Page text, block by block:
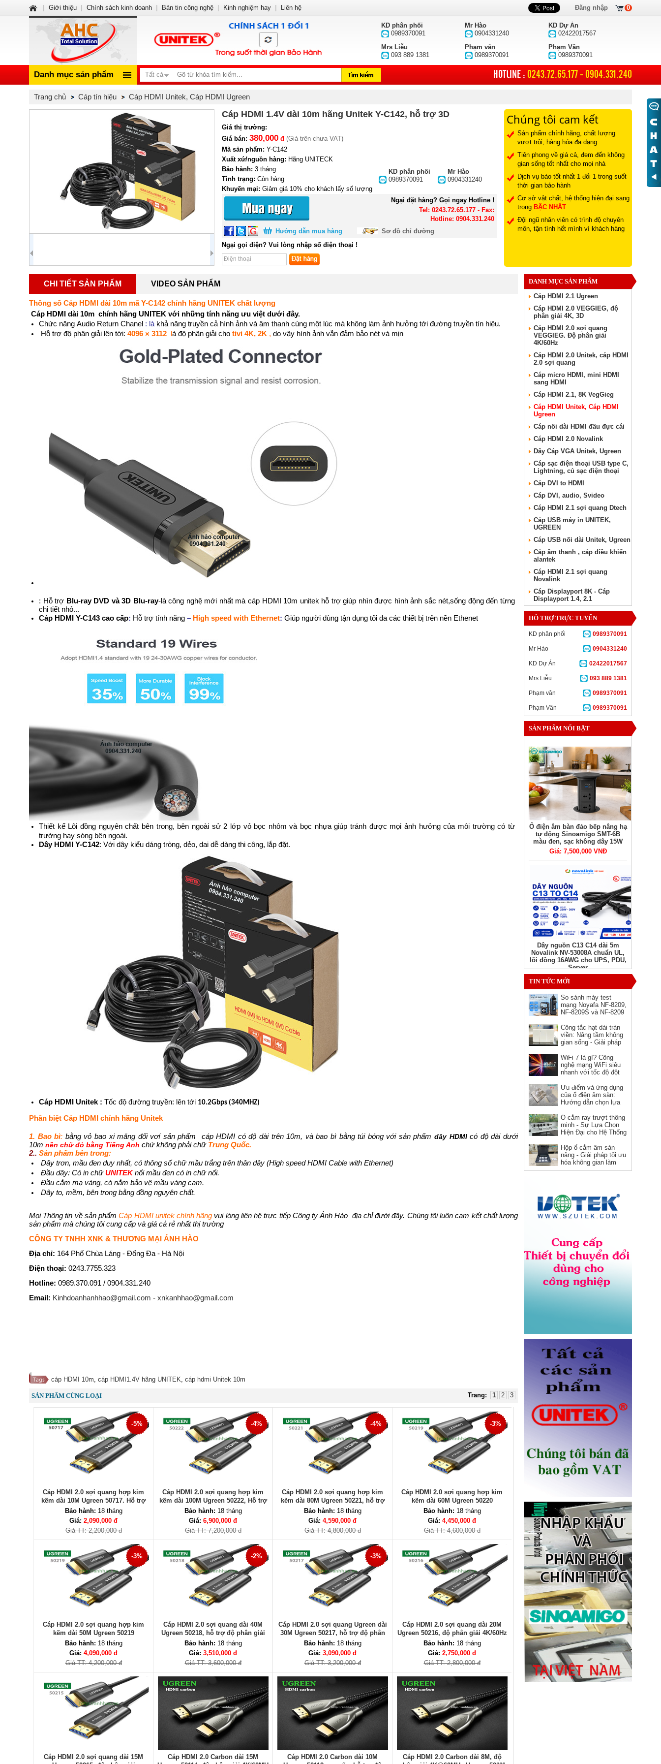
KD phân phối
0989370091
Mr Hào
0904331240
KD Dự Án
02422017567
Mrs Liễu
093 889 1381
Phạm vân
0989370091
Phạm Vân
0989370091
Danh mục sản phẩm Tất cả HOTLINE : 0243.72.65.177 - 0904.331.240
Trang chủ Cáp tín hiệu Cáp HDMI Unitek, Cáp HDMI Ugreen
Cáp HDMI 1.4V dài 10m hãng Unitek Y-C142, hỗ trợ 3D
Giá thị trường:
Giá bán: 380,000 đ (Giá trên chưa VAT)
Mã sản phẩm: Y-C142
Xuất xứ/nguồn hàng: Hãng UNITECK
KD phân phối
0989370091
Mr Hào
0904331240
Bảo hành: 3 tháng
Tình trạng: Còn hàng
Khuyến mại: Giảm giá 10% cho khách lấy số lượng
Ngại đặt hàng? Gọi ngay Hotline !
Tel: 0243.72.65.177 - Fax:
Hotline: 0904.331.240
Hướng dẫn mua hàng
Sơ đồ chỉ đường
Ngại gọi điện? Vui lòng nhập số điện thoại !
Chúng tôi cam kết
Sản phẩm chính hãng, chất lượng
vượt trội, hàng hóa đa dạng
Tiên phong về giá cả, đem đến không
gian sống tốt nhất cho mọi nhà
Dịch vụ bảo tốt nhất 1 đổi 1 trong suốt
thời gian bảo hành
Cơ sở vật chất, hệ thống hiện đại sang
trọng BẬC NHẤT
Đội ngũ nhân viên có trình độ chuyên
môn, tận tình hết mình vì khách hàng
CHI TIẾT SẢN PHẨM VIDEO SẢN PHẨM
Thông số Cáp HDMI dài 10m mã Y-C142 chính hãng UNITEK chất lượng
Cáp HDMI dài 10m chính hãng UNITEK với những tính năng ưu việt dưới đây.
Chức năng Audio Return Chanel : là khả năng truyền cả hình ảnh và âm thanh cùng một lúc mà không làm ảnh hưởng tới đường truyền tín hiệu.
Hỗ trợ độ phân giải lên tới: 4096 × 3112 là độ phân giải cho tivi 4K, 2K , do vậy hình ảnh vẫn đảm bảo nét và mịn
: Hỗ trợ Blu-ray DVD và 3D Blu-ray-là công nghệ mới nhất mà cáp HDMI 10m unitek hỗ trợ giúp nhìn được hình ảnh sắc nét,sống động đến từng
chi tiết nhỏ...
Cáp HDMI Y-C143 cao cấp: Hỗ trợ tính năng – High speed with Ethernet: Giúp người dùng tận dụng tối đa các thiết bị trên nền Ethenet
Thiết kế Lõi đồng nguyên chất bên trong, bên ngoài sử 2 lớp vỏ bọc nhôm và bọc nhựa giúp tránh được mọi ảnh hưởng của môi trường có từ
trường hay sóng bên ngoài.
Dây HDMI Y-C142: Với dây kiểu dáng tròng, dẻo, dai dễ dàng thi công, lắp đặt.
Cáp HDMI Unitek : Tốc độ đường truyền: lên tới 10.2Gbps (340MHZ)
Phân biệt Cáp HDMI chính hãng Unitek
1. Bao bì: bằng vỏ bao xi măng đối vơí sản phẩm cáp HDMI có độ dài trên 10m, và bao bì bằng túi bóng với sản phẩmdây HDMIcó độ dài dưới
10m nền chữ đỏ bằng Tiếng Anh chứ không phải chữ Trung Quốc.
2.. Sản phẩm bên trong:
Dây trơn, mầu đen duy nhất, có thông số chữ mầu trắng trên thân dây (High speed HDMI Cable with Ethernet)
Đầu dây: Có in chữUNITEKnổi mầu đen có in chữ nổi.
Đầu cắm mạ vàng, có nắm bảo vệ mầu vàng cam.
Dây to, mềm, bên trong bằng đồng nguyên chất.
Mọi Thông tin về sản phẩmCáp HDMI unitek chính hãng vui lòng liên hệ trực tiếp Công ty Ánh Hào địa chỉ đưới đây. Chúng tôi luôn cam kết chất lượng
sản phẩm mà chúng tôi cung cấp và giá cả rẻ nhất thị trường
CÔNG TY TNHH XNK & THƯƠNG MẠI ÁNH HÀO
Địa chỉ: 164 Phố Chùa Láng - Đống Đa - Hà Nội
Điện thoại: 0243.7755.323
Hotline: 0989.370.091 / 0904.331.240
Email: Kinhdoanhanhhao@gmail.com - xnkanhhao@gmail.com
cáp HDMI 10m, cáp HDMI1.4V hãng UNITEK, cáp hdmi Unitek 10m
Trang: 1 2 3
SẢN PHẨM CÙNG LOẠI
-5%
Cáp HDMI 2.0 sợi quang hợp kim
kẽm dài 10M Ugreen 50717. Hỗ trợ
4K/60Hz
Bảo hành: 18 tháng
Giá: 2,090,000 đ
Giá TT: 2,200,000 đ
-4%
Cáp HDMI 2.0 sợi quang hợp kim
kẽm dài 100M Ugreen 50222, Hỗ trợ
độ phân giải 4K/60Hz
Bảo hành: 18 tháng
Giá: 6,900,000 đ
Giá TT: 7,200,000 đ
-4%
Cáp HDMI 2.0 sợi quang hợp kim
kẽm dài 80M Ugreen 50221, hỗ trợ
4K@60Hz HDR
Bảo hành: 18 tháng
Giá: 4,590,000 đ
Giá TT: 4,800,000 đ
-3%
Cáp HDMI 2.0 sợi quang hợp kim
kẽm dài 60M Ugreen 50220
Bảo hành: 18 tháng
Giá: 4,450,000 đ
Giá TT: 4,600,000 đ
-3%
Cáp HDMI 2.0 sợi quang hợp kim
kẽm dài 50M Ugreen 50219
Bảo hành: 18 tháng
Giá: 4,090,000 đ
Giá TT: 4,200,000 đ
-2%
Cáp HDMI 2.0 sợi quang dài 40M
Ugreen 50218, hỗ trợ độ phân giải
4K/60Hz
Bảo hành: 18 tháng
Giá: 3,510,000 đ
Giá TT: 3,600,000 đ
-3%
Cáp HDMI 2.0 sợi quang Ugreen dài
30M Ugreen 50217, hỗ trợ độ phân
giải 4K/60Hz
Bảo hành: 18 tháng
Giá: 3,090,000 đ
Giá TT: 3,200,000 đ
Cáp HDMI 2.0 sợi quang dài 20M
Ugreen 50216, độ phân giải 4K/60Hz
Bảo hành: 18 tháng
Giá: 2,750,000 đ
Giá TT: 2,800,000 đ
Cáp HDMI 2.0 sợi quang dài 15M
Cáp HDMI 2.0 Carbon dài 15M
Cáp HDMI 2.0 Carbon dài 10M
Cáp HDMI 2.0 Carbon dài 8M, độ
DANH MỤC SẢN PHẨM
Cáp HDMI 2.1 Ugreen
Cáp HDMI 2.0 VEGGIEG, độ
phân giải 4K, 3D
Cáp HDMI 2.0 sợi quang
VEGGIEG. Độ phân giải
4K/60Hz
Cáp HDMI 2.0 Unitek, cáp HDMI
2.0 sợi quang
Cáp micro HDMI, mini HDMI
sang HDMI
Cáp HDMI 2.1, 8K VegGieg
Cáp HDMI Unitek, Cáp HDMI
Ugreen
Cáp nối dài HDMI đầu đực cái
Cáp HDMI 2.0 Novalink
Dây Cáp VGA Unitek, Ugreen
Cáp sạc điện thoại USB type C,
Lightning, củ sạc điện thoại
Cáp DVI to HDMI
Cáp DVI, audio, Svideo
Cáp HDMI 2.1 sợi quang Dtech
Cáp USB máy in UNITEK,
UGREEN
Cáp USB nối dài Unitek, Ugreen
Cáp âm thanh , cáp điều khiển
alantek
Cáp HDMI 2.1 sợi quang
Novalink
Cáp Displayport 8K - Cáp
Displayport 1.4, 2.1
HỖ TRỢ TRỰC TUYẾN
0989370091
KD phân phối
0904331240
Mr Hào
02422017567
KD Dự Án
093 889 1381
Mrs Liễu
0989370091
Phạm vân
0989370091
Phạm Vân
SẢN PHẨM NỔI BẬT
Ổ điện âm bàn đảo bếp nâng hạ
tự động Sinoamigo SMT-6B
màu đen, sạc không dây 15W
Giá: 7,500,000 VNĐ
Dây nguồn C13 C14 dài 5m
Novalink NV-53008A chuẩn UL,
lõi đồng 16AWG cho UPS, PDU,
Server
Giá: Liên hệ
Ổ cắm HDMI âm tường hình
Giá: 150,000 VNĐ
chịu tải 20A cho server và UPS
Giá: Liên hệ
Ổ điện âm bàn Sinoamigo STS-
R90B-2 chính hãng
Ổ điện âm bàn đảo bếp có sạc
không dây 15W, USB-C -
Novalink KA-01
Giá: 2,650,000 VNĐ
Ổ cắm âm bàn đảo bếp nâng
hạ, tích hợp sạc không dây, loa
bluetooth Sinoamigo STP-
2AB/Pub+Qi
Giá: 4,600,000 VNĐ
TIN TỨC MỚI
So sánh máy test
mạng Noyafa NF-8209,
NF-8209S và NF-8209
bản nào?
Công tắc hạt dài tràn
viền: Nâng tầm không
gian sống - Giải pháp
hiện đại
WiFi 7 là gì? Công
nghệ mạng WiFi siêu
nhanh với tốc độ đột
Ưu điểm và ứng dụng
của ổ điện âm sàn:
Hướng dẫn chọn lựa
Ổ cắm ray trượt thông
minh - Sự Lựa Chọn
Hiện Đại cho Hệ Thống
Hộp ổ cắm âm sàn
nâng - Giải pháp tối ưu
hóa không gian làm
việc
0
Đăng nhập
Giới thiệu Chính sách kinh doanh Bản tin công nghệ Kinh nghiệm hay Liên hệ